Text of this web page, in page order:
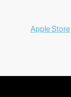
Apple Store